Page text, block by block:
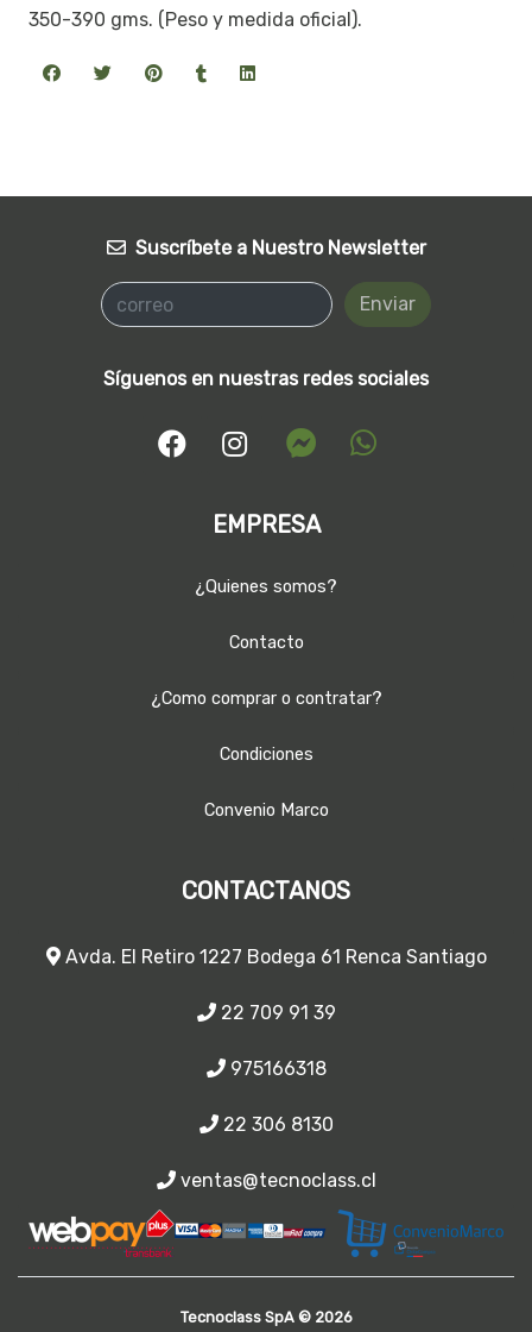
350-390 gms. (Peso y medida oficial).
Suscríbete a Nuestro Newsletter
Enviar
Síguenos en nuestras redes sociales
EMPRESA
¿Quienes somos?
Contacto
¿Como comprar o contratar?
Condiciones
Convenio Marco
CONTACTANOS
Avda. El Retiro 1227 Bodega 61 Renca Santiago
22 709 91 39
975166318
22 306 8130
ventas@tecnoclass.cl
Tecnoclass SpA © 2026